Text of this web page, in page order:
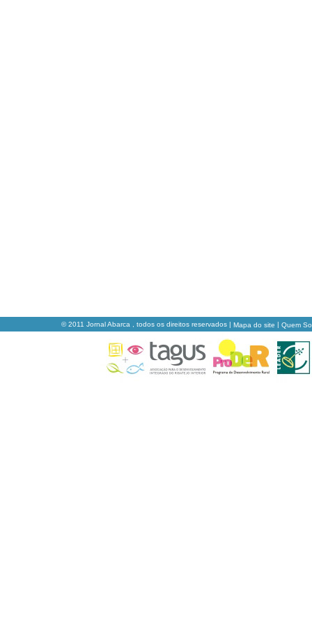
© 2011 Jornal Abarca , todos os direitos reservados | Mapa do site | Quem